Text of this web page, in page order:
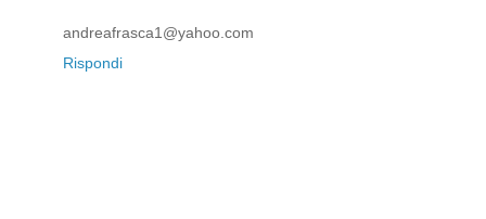
andreafrasca1@yahoo.com
Rispondi